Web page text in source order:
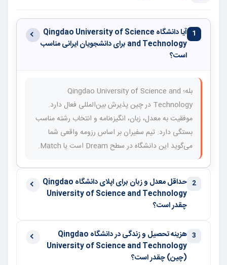
1
آیا دانشگاه Qingdao University of Science
and Technology برای دانشجویان ایرانی مناسب
است؟
بله؛ Qingdao University of Science and
Technology در چین پذیرش بین‌المللی فعال دارد.
موفقیت به معدل، زبان، انگیزه‌نامه و انتخاب رشته مناسب
بستگی دارد. تیم سفیران بر اساس رزومه واقعی شما
می‌گوید این دانشگاه در سطح Dream است یا Match.
2
حداقل معدل و زبان برای اپلای دانشگاه Qingdao
University of Science and Technology
چقدر است؟
3
هزینه تحصیل و زندگی در دانشگاه Qingdao
University of Science and Technology
(چین) چقدر است؟